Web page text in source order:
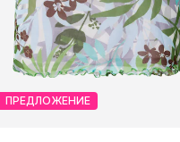
ПРЕДЛОЖЕНИЕ